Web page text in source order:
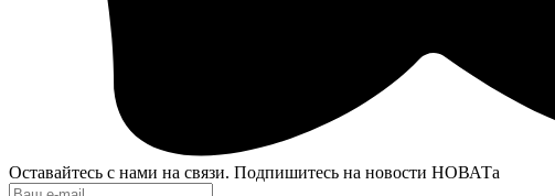
Оставайтесь с нами на связи. Подпишитесь на новости НОВАТа